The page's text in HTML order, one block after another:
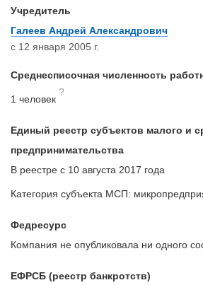
Учредитель
Галеев Андрей Александрович
с 12 января 2005 г.
Среднесписочная численность
1 человек
?
Единый реестр субъектов малого и
предпринимательства
В реестре с 10 августа 2017 года
Категория субъекта МСП:
Федресурс
Компания не опубликовала ни одного
ЕФРСБ (реестр банкротств)